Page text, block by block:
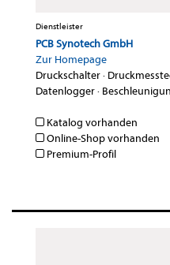
Dienstleister
PCB Synotech GmbH
Zur Homepage
Druckschalter·
Datenlogger·
Katalog vorhanden
Online-Shop vorhanden
Premium-Profil